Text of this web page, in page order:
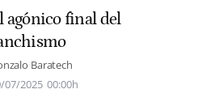
agónico final del
Baratech
07/2025 00:00h